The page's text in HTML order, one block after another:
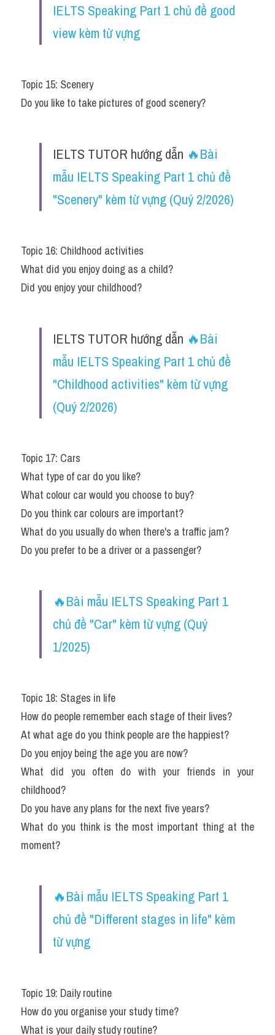
IELTS Speaking Part 1 chủ đề good
view kèm từ vựng
Topic 15: Scenery
Do you like to take pictures of good scenery?
IELTS TUTOR hướng dẫn 🔥Bài
mẫu IELTS Speaking Part 1 chủ đề
"Scenery" kèm từ vựng (Quý 2/2026)
Topic 16: Childhood activities
What did you enjoy doing as a child?
Did you enjoy your childhood?
IELTS TUTOR hướng dẫn 🔥Bài
mẫu IELTS Speaking Part 1 chủ đề
"Childhood activities" kèm từ vựng
(Quý 2/2026)
Topic 17: Cars
What type of car do you like?
What colour car would you choose to buy?
Do you think car colours are important?
What do you usually do when there's a traffic jam?
Do you prefer to be a driver or a passenger?
🔥Bài mẫu IELTS Speaking Part 1
chủ đề "Car" kèm từ vựng (Quý
1/2025)
Topic 18: Stages in life
How do people remember each stage of their lives?
At what age do you think people are the happiest?
Do you enjoy being the age you are now?
What did you often do with your friends in your
childhood?
Do you have any plans for the next five years?
What do you think is the most important thing at the
moment?
🔥Bài mẫu IELTS Speaking Part 1
chủ đề "Different stages in life" kèm
từ vựng ​
Topic 19: Daily routine
How do you organise your study time?
What is your daily study routine?